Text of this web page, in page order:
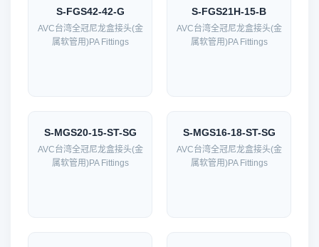
S-FGS42-42-G
AVC台湾全冠尼龙盒接头(金
属软管用)PA Fittings
S-FGS21H-15-B
AVC台湾全冠尼龙盒接头(金
属软管用)PA Fittings
S-MGS20-15-ST-SG
AVC台湾全冠尼龙盒接头(金
属软管用)PA Fittings
S-MGS16-18-ST-SG
AVC台湾全冠尼龙盒接头(金
属软管用)PA Fittings